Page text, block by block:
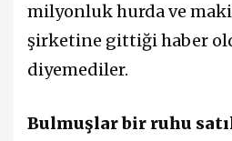
milyonluk hurda ve
şirketine gittiği haber
diyemediler.
Bulmuşlar bir ruhu